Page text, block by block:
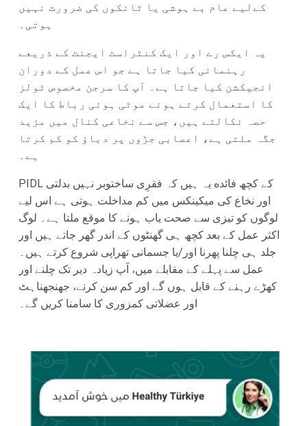
کےلیے عام بے ہوشی یا ٹانکوں کی ضرورت نہیں
ہوتی۔
یہ ایکس رے اور ایک کنٹراسٹ ایجنٹ کے ذریعے
رہنمائی کیا جاتا ہے جو اس عمل کے دوران
انجیکشن کیا جاتا ہے۔ آپ کا سرجن مخصوص ٹولز
کا استعمال کرتے ہوئے موٹی ہوئی رباط کا ایک
حصہ نکالتے ہیں، جس سے نخاعی کنال میں مزید
جگہ ملتی ہے، اعصابی جڑوں پر دباؤ کو کم کرتا
ہے۔
PIDL کے کچھ فائده یہ ہیں کہ فقرِی ساختوبر نہيں بدلتی
اور نخاع کی میکینکس میں کم مداخلت ہوتی ہے اس لیے
لوگوں کو تیزی سے صحت یاب ہونے کا موقع ملتا ہے۔ لوگ
اکثر عمل کے بعد کچھ ہی گھنٹوں کے اندر گھر جاتے ہیں اور
جلد ہی چلنا پھرنا اور/یا جسمانی تھراپی شروع کرتے ہیں۔
عمل سے پہلے کے مقابلے میں، آپ زیادہ دیر تک چلنے اور
کھڑے رہنے کے قابل ہوں گے اور کم سن کرنے، جھنجھناہٹ
اور عضلاتی کمزوری کا سامنا کریں گے۔